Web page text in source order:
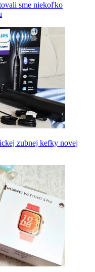
sme niekoľko
zubnej kefky novej